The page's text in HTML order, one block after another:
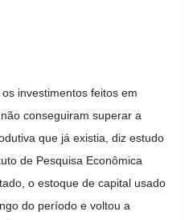
investimentos feitos em
conseguiram superar a
que já existia, diz estudo
de Pesquisa Econômica
o estoque de capital usado
do período e voltou a